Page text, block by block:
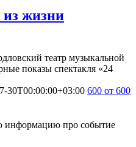
из жизни
театр музыкальной
показы спектакля «24
30T00:00:00+03:00 600 от 600
информацию про событие